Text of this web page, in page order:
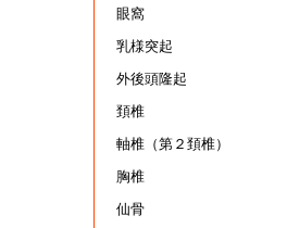
眼窩
乳様突起
外後頭隆起
頚椎
軸椎（第２頚椎）
胸椎
仙骨